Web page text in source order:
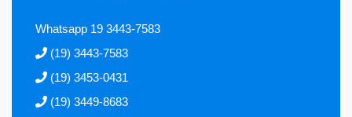
Whatsapp 19 3443-7583
(19) 3443-7583
(19) 3453-0431
(19) 3449-8683